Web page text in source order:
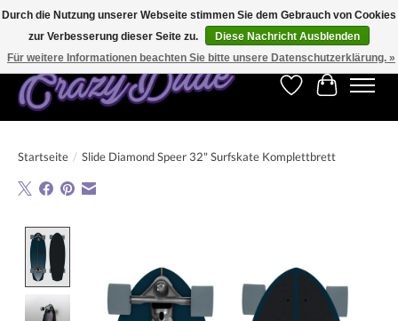
Kostenfreier Versand für Bestellungen ab 250 €. Weltweite Lieferung!
Wunschzettel
Ihr
Startseite / Slide Diamond Speer 32" Surfskate Komplettbrett
Durch die Nutzung unserer Webseite stimmen Sie dem Gebrauch von Cookies
zur Verbesserung dieser Seite zu.
Diese Nachricht Ausblenden
Für weitere Informationen beachten Sie bitte unsere Datenschutzerklärung. »